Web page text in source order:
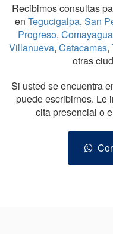
Recibimos consultas
en Tegucigalpa, San
Progreso, Comayagua
Villanueva, Catacamas,
otras
Si usted se encuentra
puede escribirnos. Le
cita presencial o